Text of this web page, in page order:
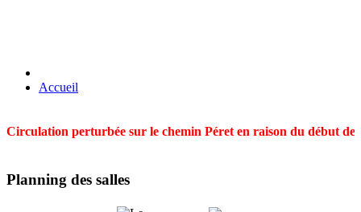
Accueil
Circulation perturbée sur le chemin Péret en raison du début
Planning des salles